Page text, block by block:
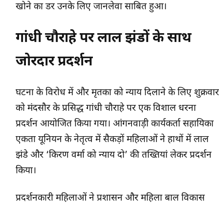
खोने का डर उनके लिए जानलेवा साबित हुआ।
गांधी चौराहे पर लाल झंडों के साथ
जोरदार प्रदर्शन
घटना के विरोध में और मृतका को न्याय दिलाने के लिए शुक्रवार
को मंदसौर के प्रसिद्ध गांधी चौराहे पर एक विशाल धरना
प्रदर्शन आयोजित किया गया। आंगनवाड़ी कार्यकर्ता सहायिका
एकता यूनियन के नेतृत्व में सैकड़ों महिलाओं ने हाथों में लाल
झंडे और ‘किरण वर्मा को न्याय दो’ की तख्तियां लेकर प्रदर्शन
किया।
प्रदर्शनकारी महिलाओं ने प्रशासन और महिला बाल विकास